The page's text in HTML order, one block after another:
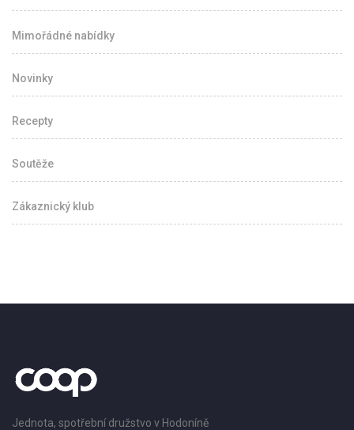
Mimořádné nabídky
Novinky
Recepty
Soutěže
Zákaznický klub
Jednota, spotřební družstvo v Hodoníně